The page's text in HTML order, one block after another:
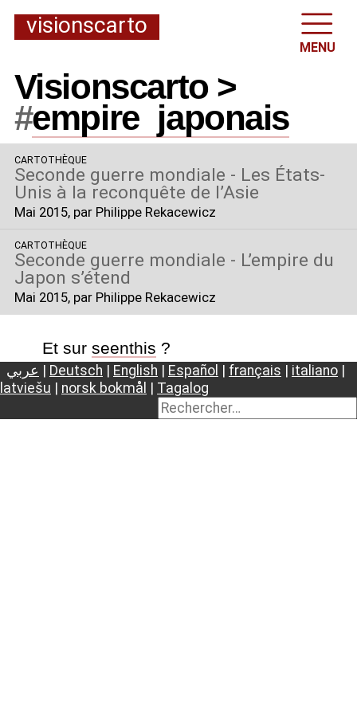
visionscarto
MENU
Visionscarto >
#empire_ japonais
CARTOTHÈQUE
Seconde guerre mondiale - Les États-
Unis à la reconquête de l’Asie
Mai 2015, par Philippe Rekacewicz
CARTOTHÈQUE
Seconde guerre mondiale - L’empire du
Japon s’étend
Mai 2015, par Philippe Rekacewicz
Et sur seenthis ?
عربي | Deutsch | English | Español | français | italiano |
latviešu | norsk bokmål | Tagalog